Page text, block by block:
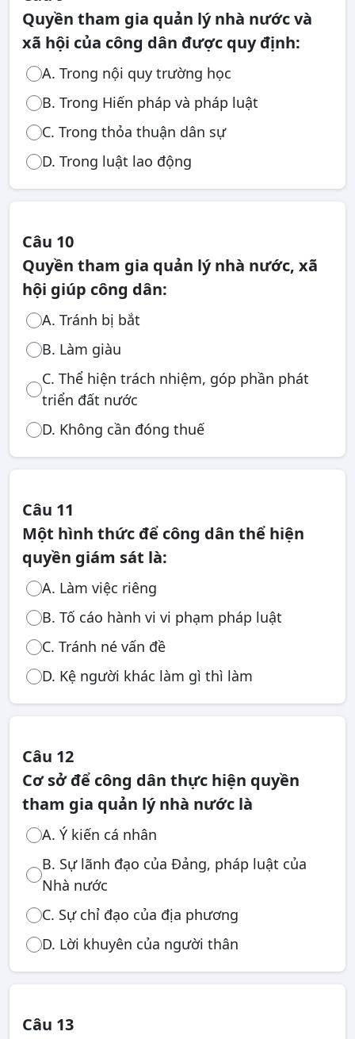
Quyền tham gia quản lý nhà nước và
xã hội của công dân được quy định:
A. Trong nội quy trường học
B. Trong Hiến pháp và pháp luật
C. Trong thỏa thuận dân sự
D. Trong luật lao động
Câu 10
Quyền tham gia quản lý nhà nước, xã
hội giúp công dân:
A. Tránh bị bắt
B. Làm giàu
C. Thể hiện trách nhiệm, góp phần phát
triển đất nước
D. Không cần đóng thuế
Câu 11
Một hình thức để công dân thể hiện
quyền giám sát là:
A. Làm việc riêng
B. Tố cáo hành vi vi phạm pháp luật
C. Tránh né vấn đề
D. Kệ người khác làm gì thì làm
Câu 12
Cơ sở để công dân thực hiện quyền
tham gia quản lý nhà nước là
A. Ý kiến cá nhân
B. Sự lãnh đạo của Đảng, pháp luật của
Nhà nước
C. Sự chỉ đạo của địa phương
D. Lời khuyên của người thân
Câu 13